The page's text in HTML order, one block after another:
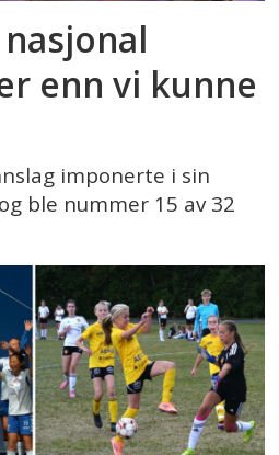
enn vi kunne
imponerte i sin
ble nummer 15 av 32